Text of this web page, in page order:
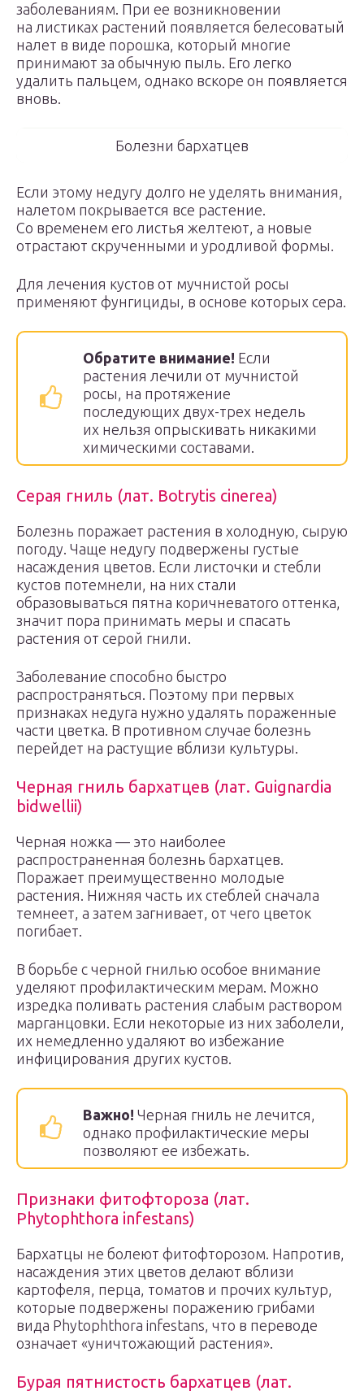
заболеваниям. При ее возникновении
на листиках растений появляется белесоватый
налет в виде порошка, который многие
принимают за обычную пыль. Его легко
удалить пальцем, однако вскоре он появляется
вновь.
Болезни бархатцев
Если этому недугу долго не уделять внимания,
налетом покрывается все растение.
Со временем его листья желтеют, а новые
отрастают скрученными и уродливой формы.
Для лечения кустов от мучнистой росы
применяют фунгициды, в основе которых сера.
Обратите внимание! Если
растения лечили от мучнистой
росы, на протяжение
последующих двух-трех недель
их нельзя опрыскивать никакими
химическими составами.
Серая гниль (лат. Botrytis cinerea)
Болезнь поражает растения в холодную, сырую
погоду. Чаще недугу подвержены густые
насаждения цветов. Если листочки и стебли
кустов потемнели, на них стали
образовываться пятна коричневатого оттенка,
значит пора принимать меры и спасать
растения от серой гнили.
Заболевание способно быстро
распространяться. Поэтому при первых
признаках недуга нужно удалять пораженные
части цветка. В противном случае болезнь
перейдет на растущие вблизи культуры.
Черная гниль бархатцев (лат. Guignardia
bidwellii)
Черная ножка — это наиболее
распространенная болезнь бархатцев.
Поражает преимущественно молодые
растения. Нижняя часть их стеблей сначала
темнеет, а затем загнивает, от чего цветок
погибает.
В борьбе с черной гнилью особое внимание
уделяют профилактическим мерам. Можно
изредка поливать растения слабым раствором
марганцовки. Если некоторые из них заболели,
их немедленно удаляют во избежание
инфицирования других кустов.
Важно! Черная гниль не лечится,
однако профилактические меры
позволяют ее избежать.
Признаки фитофтороза (лат.
Phytophthora infestans)
Бархатцы не болеют фитофторозом. Напротив,
насаждения этих цветов делают вблизи
картофеля, перца, томатов и прочих культур,
которые подвержены поражению грибами
вида Phytophthora infestans, что в переводе
означает «уничтожающий растения».
Бурая пятнистость бархатцев (лат.